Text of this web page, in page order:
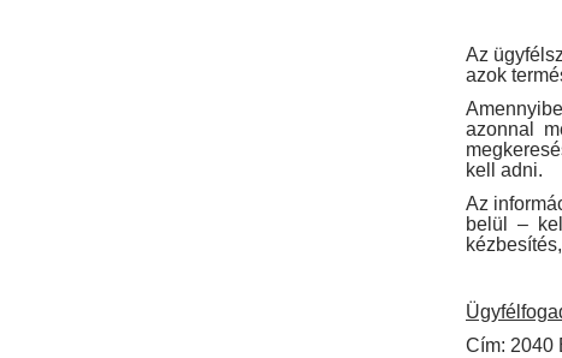
Az
azok
azonnal
kell adni.
Az
belül –
Cím: 2040